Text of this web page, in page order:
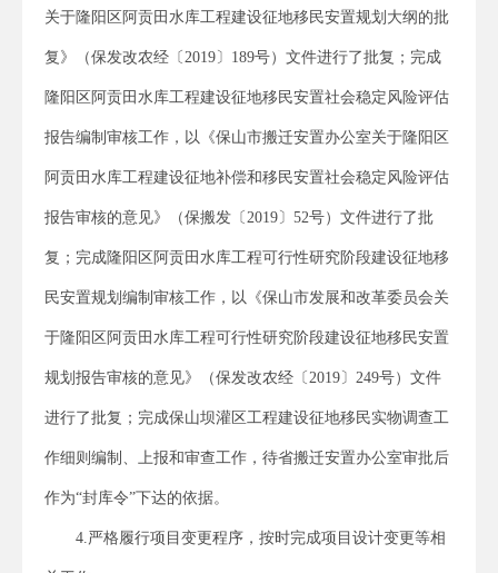
关于隆阳区阿贡田水库工程建设征地移民安置规划大纲的批
复》（保发改农经〔2019〕189号）文件进行了批复；完成
隆阳区阿贡田水库工程建设征地移民安置社会稳定风险评估
报告编制审核工作，以《保山市搬迁安置办公室关于隆阳区
阿贡田水库工程建设征地补偿和移民安置社会稳定风险评估
报告审核的意见》（保搬发〔2019〕52号）文件进行了批
复；完成隆阳区阿贡田水库工程可行性研究阶段建设征地移
民安置规划编制审核工作，以《保山市发展和改革委员会关
于隆阳区阿贡田水库工程可行性研究阶段建设征地移民安置
规划报告审核的意见》（保发改农经〔2019〕249号）文件
进行了批复；完成保山坝灌区工程建设征地移民实物调查工
作细则编制、上报和审查工作，待省搬迁安置办公室审批后
作为“封库令”下达的依据。
4.严格履行项目变更程序，按时完成项目设计变更等相